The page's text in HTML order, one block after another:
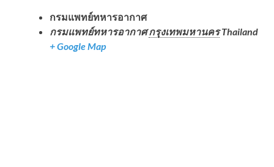
กรมแพทย์ทหารอากาศ
กรมแพทย์ทหารอากาศกรุงเทพมหานคร Thailand
+ Google Map